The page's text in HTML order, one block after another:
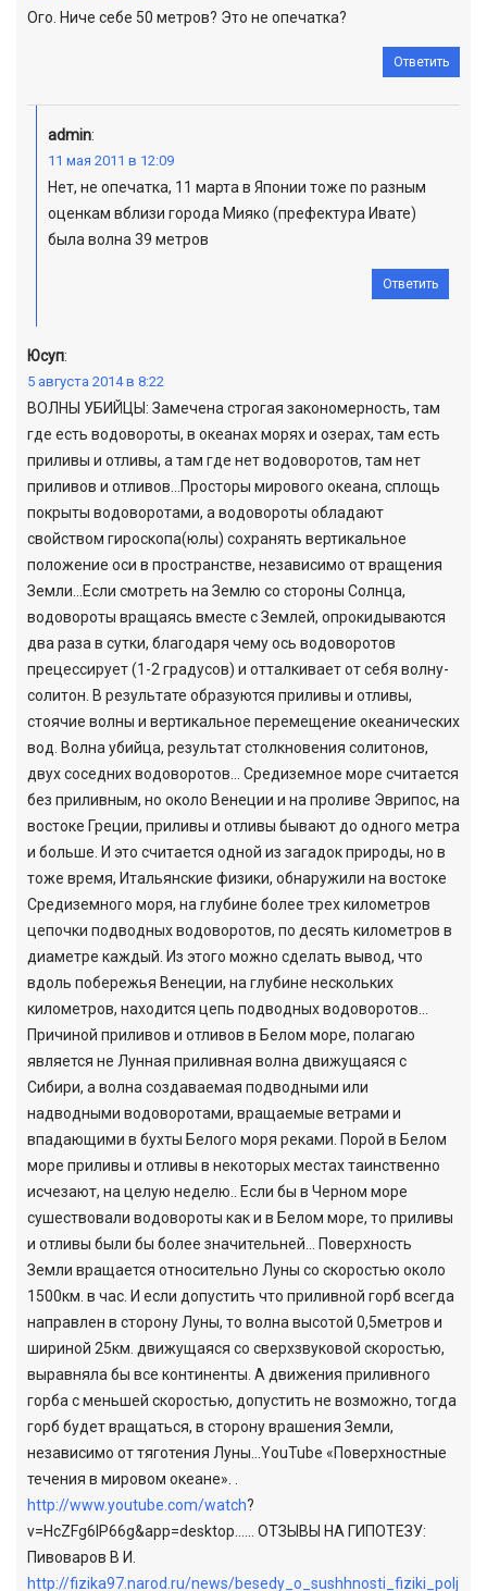
Ого. Ниче себе 50 метров? Это не опечатка?
Ответить
admin:
11 мая 2011 в 12:09
Нет, не опечатка, 11 марта в Японии тоже по разным
оценкам вблизи города Мияко (префектура Ивате)
была волна 39 метров
Ответить
Юсуп:
5 августа 2014 в 8:22
ВОЛНЫ УБИЙЦЫ: Замечена строгая закономерность, там
где есть водовороты, в океанах морях и озерах, там есть
приливы и отливы, а там где нет водоворотов, там нет
приливов и отливов…Просторы мирового океана, сплощь
покрыты водоворотами, а водовороты обладают
свойством гироскопа(юлы) сохранять вертикальное
положение оси в пространстве, независимо от вращения
Земли…Если смотреть на Землю со стороны Солнца,
водовороты вращаясь вместе с Землей, опрокидываются
два раза в сутки, благодаря чему ось водоворотов
прецессирует (1-2 градусов) и отталкивает от себя волну-
солитон. В результате образуются приливы и отливы,
стоячие волны и вертикальное перемещение океанических
вод. Волна убийца, результат столкновения солитонов,
двух соседних водоворотов… Средиземное море считается
без приливным, но около Венеции и на проливе Эврипос, на
востоке Греции, приливы и отливы бывают до одного метра
и больше. И это считается одной из загадок природы, но в
тоже время, Итальянские физики, обнаружили на востоке
Средиземного моря, на глубине более трех километров
цепочки подводных водоворотов, по десять километров в
диаметре каждый. Из этого можно сделать вывод, что
вдоль побережья Венеции, на глубине нескольких
километров, находится цепь подводных водоворотов…
Причиной приливов и отливов в Белом море, полагаю
является не Лунная приливная волна движущаяся с
Сибири, а волна создаваемая подводными или
надводными водоворотами, вращаемые ветрами и
впадающими в бухты Белого моря реками. Порой в Белом
море приливы и отливы в некоторых местах таинственно
исчезают, на целую неделю.. Если бы в Черном море
сушествовали водовороты как и в Белом море, то приливы
и отливы были бы более значительней… Поверхность
Земли вращается относительно Луны со скоростью около
1500км. в час. И если допустить что приливной горб всегда
направлен в сторону Луны, то волна высотой 0,5метров и
шириной 25км. движущаяся со сверхзвуковой скоростью,
выравняла бы все континенты. А движения приливного
горба с меньшей скоростью, допустить не возможно, тогда
горб будет вращаться, в сторону врашения Земли,
независимо от тяготения Луны…YouTube «Поверхностные
течения в мировом океане». .
http://www.youtube.com/watch?
v=HcZFg6IP66g&app=desktop…… ОТЗЫВЫ НА ГИПОТЕЗУ:
Пивоваров В И.
http://fizika97.narod.ru/news/besedy_o_sushhnosti_fiziki_polj